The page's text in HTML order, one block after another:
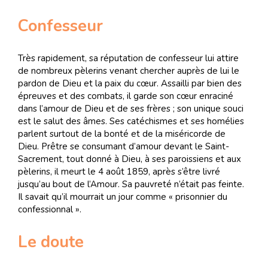
Confesseur
Très rapidement, sa réputation de confesseur lui attire
de nombreux pèlerins venant chercher auprès de lui le
pardon de Dieu et la paix du cœur. Assailli par bien des
épreuves et des combats, il garde son cœur enraciné
dans l’amour de Dieu et de ses frères ; son unique souci
est le salut des âmes. Ses catéchismes et ses homélies
parlent surtout de la bonté et de la miséricorde de
Dieu. Prêtre se consumant d’amour devant le Saint-
Sacrement, tout donné à Dieu, à ses paroissiens et aux
pèlerins, il meurt le 4 août 1859, après s’être livré
jusqu’au bout de l’Amour. Sa pauvreté n’était pas feinte.
Il savait qu’il mourrait un jour comme « prisonnier du
confessionnal ».
Le doute